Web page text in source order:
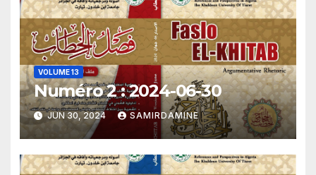
VOLUME 13
Numéro 2 : 2024-06-30
JUN 30, 2024 SAMIRDAMINE